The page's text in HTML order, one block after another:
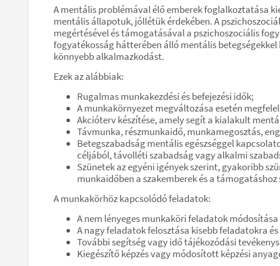
A mentális problémával élő emberek foglalkoztatása
mentális állapotuk, jóllétük érdekében. A
megértésével és támogatásával a pszichoszociális
fogyatékosság hátterében álló mentális
könnyebb alkalmazkodást.
Ezek az alábbiak:
Rugalmas munkakezdési és befejezési idők;
A munkakörnyezet megváltozása esetén
Akcióterv készítése, amely segít a kialakult
Távmunka, részmunkaidő, munkamegosztás,
Betegszabadság mentális egészséggel
céljából, távolléti szabadság vagy alkalmi
Szünetek az egyéni igények szerint, gyakoribb
munkaidőben a szakemberek és a támogatáshoz
A munkakörhöz kapcsolódó feladatok:
A nem lényeges munkaköri feladatok
A nagy feladatok felosztása kisebb feladatokra
További segítség vagy idő tájékozódási
Kiegészítő képzés vagy módosított képzési